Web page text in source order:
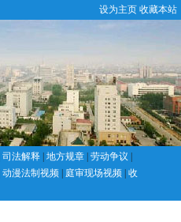
设为主页 收藏本站
司法解释 地方规章 劳动争议
动漫法制视频| 庭审现场视频| 收